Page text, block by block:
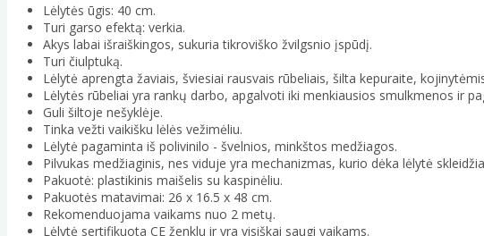
Lėlytės ūgis: 40 cm.
Turi garso efektą: verkia.
Akys labai išraiškingos, sukuria tikroviško žvilgsnio įspūdį.
Turi čiulptuką.
Lėlytė aprengta žaviais, šviesiai rausvais rūbeliais, šilta kepuraite,
Lėlytės rūbeliai yra rankų darbo, apgalvoti iki menkiausios smulkmenos ir
Guli šiltoje nešyklėje.
Tinka vežti vaikišku lėlės vežimėliu.
Lėlytė pagaminta iš polivinilo - švelnios, minkštos medžiagos.
Pilvukas medžiaginis, nes viduje yra mechanizmas, kurio dėka lėlytė
Pakuotė: plastikinis maišelis su kaspinėliu.
Pakuotės matavimai: 26 x 16.5 x 48 cm.
Rekomenduojama vaikams nuo 2 metų.
Lėlytė sertifikuota CE ženklu ir yra visiškai saugi vaikams.